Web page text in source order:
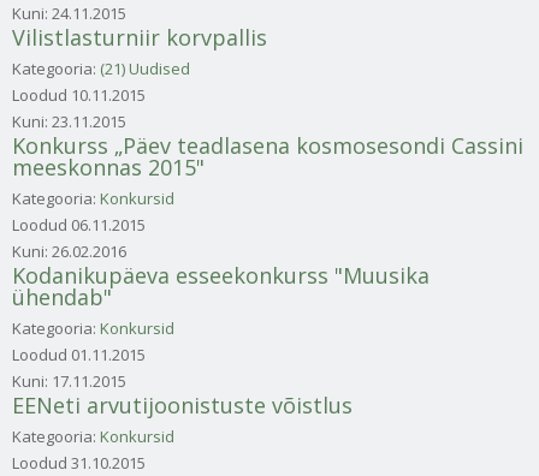
Kuni: 24.11.2015
Vilistlasturniir korvpallis
Kategooria: (21) Uudised
Loodud 10.11.2015
Kuni: 23.11.2015
Konkurss „Päev teadlasena kosmosesondi Cassini
meeskonnas 2015"
Kategooria: Konkursid
Loodud 06.11.2015
Kuni: 26.02.2016
Kodanikupäeva esseekonkurss "Muusika
ühendab"
Kategooria: Konkursid
Loodud 01.11.2015
Kuni: 17.11.2015
EENeti arvutijoonistuste võistlus
Kategooria: Konkursid
Loodud 31.10.2015